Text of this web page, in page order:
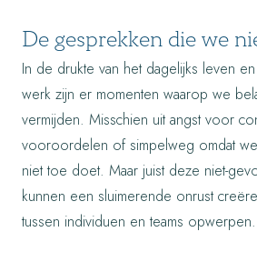
De gesprekken die we
In de drukte van het dagelijks leven
werk zijn er momenten waarop we
vermijden. Misschien uit angst voor
vooroordelen of simpelweg omdat
niet toe doet. Maar juist deze niet-
kunnen een sluimerende onrust
tussen individuen en teams opwerpen.